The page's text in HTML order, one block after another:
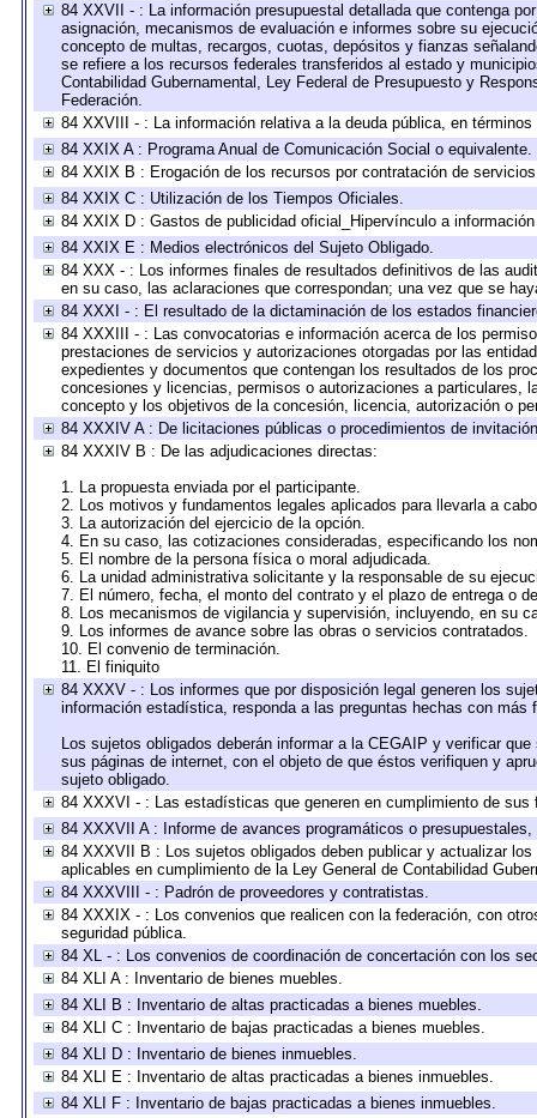
84 XXVII - : La información presupuestal detallada que contenga
asignación, mecanismos de evaluación e informes sobre su
concepto de multas, recargos, cuotas, depósitos y fianzas
se refiere a los recursos federales transferidos al estado y
Contabilidad Gubernamental, Ley Federal de Presupuesto y
Federación.
84 XXVIII - : La información relativa a la deuda pública, en
84 XXIX A : Programa Anual de Comunicación Social o equivalente.
84 XXIX B : Erogación de los recursos por contratación de
84 XXIX C : Utilización de los Tiempos Oficiales.
84 XXIX D : Gastos de publicidad oficial_Hipervínculo a
84 XXIX E : Medios electrónicos del Sujeto Obligado.
84 XXX - : Los informes finales de resultados definitivos de las
en su caso, las aclaraciones que correspondan; una vez que se
84 XXXI - : El resultado de la dictaminación de los estados
84 XXXIII - : Las convocatorias e información acerca de los
prestaciones de servicios y autorizaciones otorgadas por las
expedientes y documentos que contengan los resultados de los
concesiones y licencias, permisos o autorizaciones a particulares,
concepto y los objetivos de la concesión, licencia, autorización o
84 XXXIV A : De licitaciones públicas o procedimientos de
84 XXXIV B : De las adjudicaciones directas:
1. La propuesta enviada por el participante.
2. Los motivos y fundamentos legales aplicados para llevarla a
3. La autorización del ejercicio de la opción.
4. En su caso, las cotizaciones consideradas, especificando los
5. El nombre de la persona física o moral adjudicada.
6. La unidad administrativa solicitante y la responsable de su
7. El número, fecha, el monto del contrato y el plazo de entrega o
8. Los mecanismos de vigilancia y supervisión, incluyendo, en su
9. Los informes de avance sobre las obras o servicios contratados.
10. El convenio de terminación.
11. El finiquito
84 XXXV - : Los informes que por disposición legal generen los
información estadística, responda a las preguntas hechas con más
Los sujetos obligados deberán informar a la CEGAIP y verificar
sus páginas de internet, con el objeto de que éstos verifiquen y
sujeto obligado.
84 XXXVI - : Las estadísticas que generen en cumplimiento de
84 XXXVII A : Informe de avances programáticos o
84 XXXVII B : Los sujetos obligados deben publicar y actualizar
aplicables en cumplimiento de la Ley General de Contabilidad
84 XXXVIII - : Padrón de proveedores y contratistas.
84 XXXIX - : Los convenios que realicen con la federación, con
seguridad pública.
84 XL - : Los convenios de coordinación de concertación con los
84 XLI A : Inventario de bienes muebles.
84 XLI B : Inventario de altas practicadas a bienes muebles.
84 XLI C : Inventario de bajas practicadas a bienes muebles.
84 XLI D : Inventario de bienes inmuebles.
84 XLI E : Inventario de altas practicadas a bienes inmuebles.
84 XLI F : Inventario de bajas practicadas a bienes inmuebles.